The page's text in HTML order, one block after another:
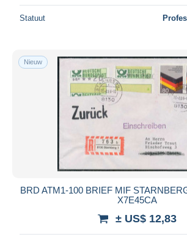
Statuut
Nieuw
BRD ATM1-100 BRIEF MIF
X7E45CA
± US$ 12,83